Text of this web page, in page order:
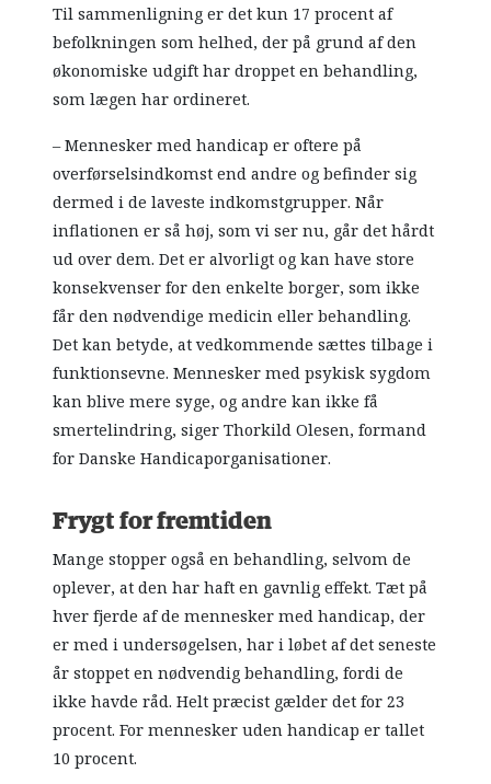
Til sammenligning er det kun 17 procent af
befolkningen som helhed, der på grund af den
økonomiske udgift har droppet en behandling,
som lægen har ordineret.
– Mennesker med handicap er oftere på
overførselsindkomst end andre og befinder sig
dermed i de laveste indkomstgrupper. Når
inflationen er så høj, som vi ser nu, går det hårdt
ud over dem. Det er alvorligt og kan have store
konsekvenser for den enkelte borger, som ikke
får den nødvendige medicin eller behandling.
Det kan betyde, at vedkommende sættes tilbage i
funktionsevne. Mennesker med psykisk sygdom
kan blive mere syge, og andre kan ikke få
smertelindring, siger Thorkild Olesen, formand
for Danske Handicaporganisationer.
Frygt for fremtiden
Mange stopper også en behandling, selvom de
oplever, at den har haft en gavnlig effekt. Tæt på
hver fjerde af de mennesker med handicap, der
er med i undersøgelsen, har i løbet af det seneste
år stoppet en nødvendig behandling, fordi de
ikke havde råd. Helt præcist gælder det for 23
procent. For mennesker uden handicap er tallet
10 procent.